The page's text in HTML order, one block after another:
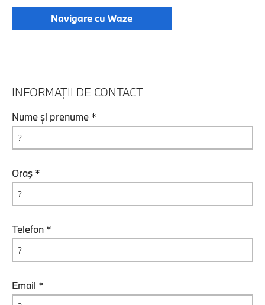
Navigare cu Waze
INFORMAȚII DE CONTACT
Nume și prenume *
Oraş *
Telefon *
Email *